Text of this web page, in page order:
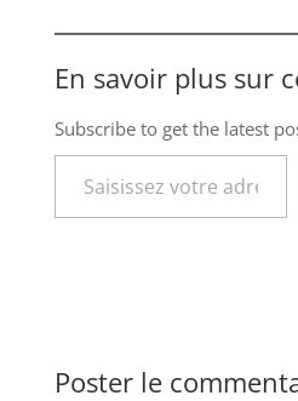
En savoir plus sur
Subscribe to get the latest
Saisissez votre adresse e-mail…
Poster le